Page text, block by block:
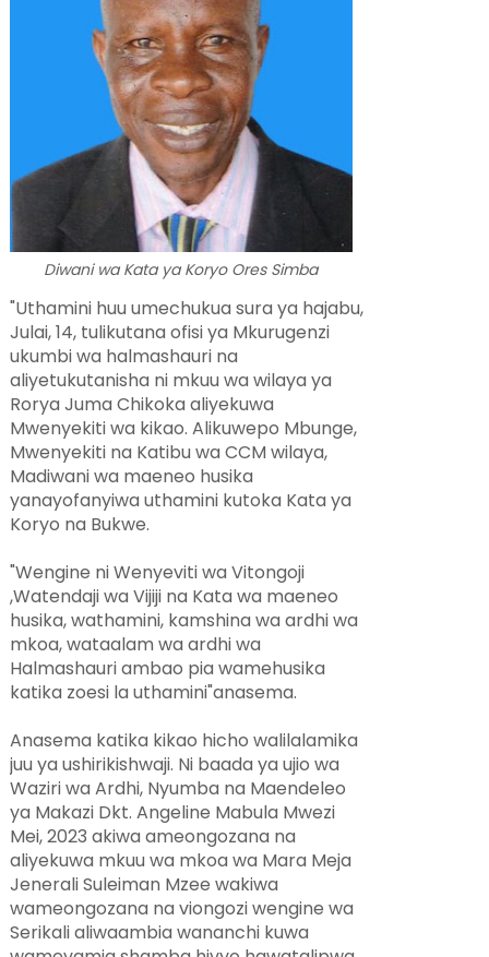
Diwani wa Kata ya Koryo Ores Simba
"Uthamini huu umechukua sura ya hajabu,
Julai, 14, tulikutana ofisi ya Mkurugenzi
ukumbi wa halmashauri na
aliyetukutanisha ni mkuu wa wilaya ya
Rorya Juma Chikoka aliyekuwa
Mwenyekiti wa kikao. Alikuwepo Mbunge,
Mwenyekiti na Katibu wa CCM wilaya,
Madiwani wa maeneo husika
yanayofanyiwa uthamini kutoka Kata ya
Koryo na Bukwe.
"Wengine ni Wenyeviti wa Vitongoji
,Watendaji wa Vijiji na Kata wa maeneo
husika, wathamini, kamshina wa ardhi wa
mkoa, wataalam wa ardhi wa
Halmashauri ambao pia wamehusika
katika zoesi la uthamini"anasema.
Anasema katika kikao hicho walilalamika
juu ya ushirikishwaji. Ni baada ya ujio wa
Waziri wa Ardhi, Nyumba na Maendeleo
ya Makazi Dkt. Angeline Mabula Mwezi
Mei, 2023 akiwa ameongozana na
aliyekuwa mkuu wa mkoa wa Mara Meja
Jenerali Suleiman Mzee wakiwa
wameongozana na viongozi wengine wa
Serikali aliwaambia wananchi kuwa